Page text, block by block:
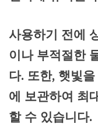
사용하기 전에
이나 부적절한
다. 또한, 햇빛
에 보관하여 최
할 수 있습니다.